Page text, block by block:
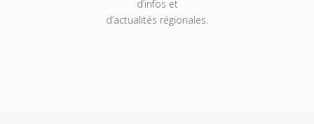
d’infos et
d’actualités régionales.